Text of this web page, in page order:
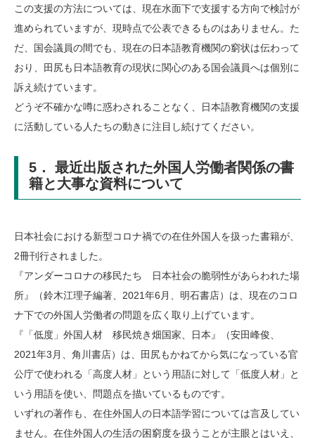
この支援の方法については、現在水面下で支援する方向で検討が
進められていますが、現時点で公表できるものはありません。た
だ、国会議員の間でも、現在の日本語教育機関の窮状は伝わって
おり、田尻も日本語教育の現状に関心のある国会議員へは個別に
訴え続けています。
どうぞ不確かな噂に惑わされることなく、日本語教育機関の支援
に活動している人たちの動きに注目し続けてください。
5． 最近出版された外国人労働者関係の書
籍と大事な資料について
日本社会における新型コロナ禍での在住外国人を扱った書籍が、
2冊刊行されました。
『アンダーコロナの移民たち 日本社会の脆弱性があらわれた場
所』（鈴木江理子編著、2021年6月、明石書店）は、現在のコロ
ナ下での外国人労働者の問題を広く取り上げています。
『「低度」外国人材 移民焼き畑国家、日本』（安田峰俊、
2021年3月、角川書店）は、田尻もかねてから気になっている官
公庁で使われる「高度人材」という用語に対して「低度人材」と
いう用語を使い、問題点を描いているものです。
いずれの著作も、在住外国人の日本語学習については言及してい
ません。在住外国人の生活の困窮度を扱うことが主眼とはいえ、